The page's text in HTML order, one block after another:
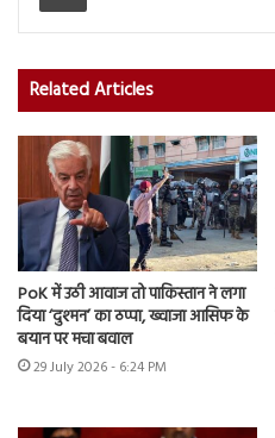
Related Articles
PoK में उठी आवाज तो पाकिस्तान ने लगा
दिया ‘दुश्मन’ का ठप्पा, ख्वाजा आसिफ के
बयान पर मचा बवाल
29 July 2026 - 6:24 PM